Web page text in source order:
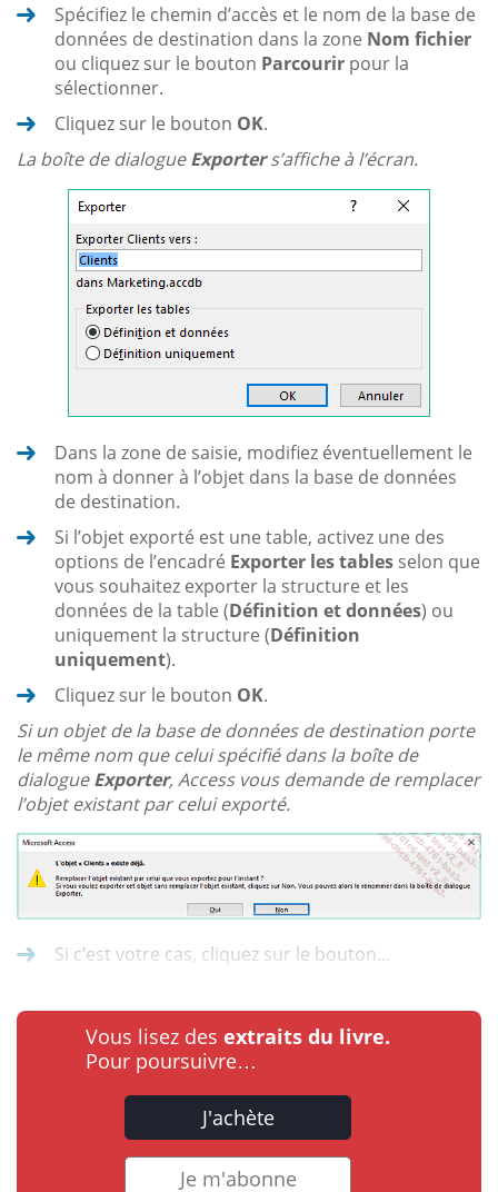
Spécifiez le chemin d’accès et le nom de la base de
données de destination dans la zone Nom fichier
ou cliquez sur le bouton Parcourir pour la
sélectionner.
Cliquez sur le bouton OK.
La boîte de dialogueExporters’affiche à l’écran.
Dans la zone de saisie, modifiez éventuellement le
nom à donner à l’objet dans la base de données
de destination.
Si l’objet exporté est une table, activez une des
options de l’encadré Exporter les tables selon que
vous souhaitez exporter la structure et les
données de la table (Définition et données) ou
uniquement la structure (Définition
uniquement).
Cliquez sur le bouton OK.
Si un objet de la base de données de destination porte
le même nom que celui spécifié dans la boîte de
dialogueExporter, Access vous demande de remplacer
l’objet existant par celui exporté.
Si c’est votre cas, cliquez sur le bouton...
Vous lisez des extraits du livre.
Pour poursuivre…
J'achète
Je m'abonne